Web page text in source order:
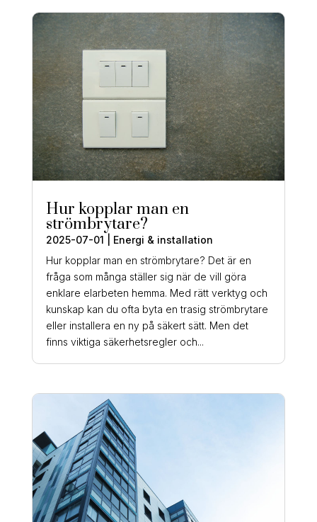
Hur kopplar man en
strömbrytare?
2025-07-01
Energi & installation
Hur kopplar man en strömbrytare? Det är en
fråga som många ställer sig när de vill göra
enklare elarbeten hemma. Med rätt verktyg och
kunskap kan du ofta byta en trasig strömbrytare
eller installera en ny på säkert sätt. Men det
finns viktiga säkerhetsregler och...